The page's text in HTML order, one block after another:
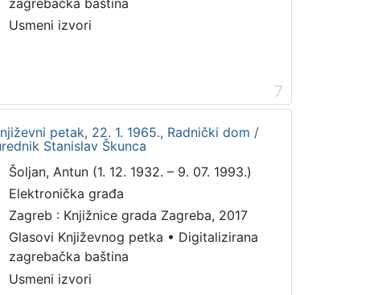
zagrebačka baština
Usmeni izvori
7
petak, 22. 1. 1965., Radnički dom /
Stanislav Škunca
Šoljan, Antun (1. 12. 1932. – 9. 07. 1993.)
Elektronička građa
Zagreb : Knjižnice grada Zagreba, 2017
Glasovi Književnog petka • Digitalizirana
zagrebačka baština
Usmeni izvori